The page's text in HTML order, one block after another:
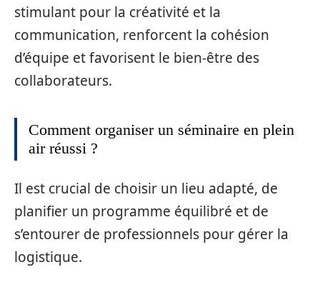
stimulant pour la créativité et la
communication, renforcent la cohésion
d’équipe et favorisent le bien-être des
collaborateurs.
Comment organiser un séminaire en plein
air réussi ?
Il est crucial de choisir un lieu adapté, de
planifier un programme équilibré et de
s’entourer de professionnels pour gérer la
logistique.